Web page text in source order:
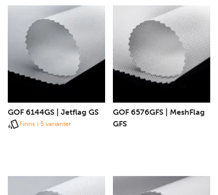
GOF 6144GS | Jetflag GS
Finns i 5 varianter
GOF 6576GFS | MeshFlag
GFS